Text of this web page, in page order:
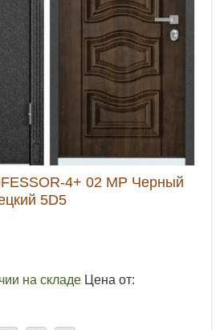
4+ 02 MP Черный
5D5
на складе Цена от: